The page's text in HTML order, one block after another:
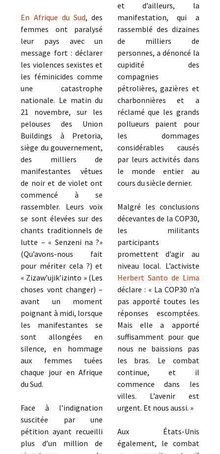
En Afrique du Sud, des
femmes ont paralysé
leur pays avec un
message fort : déclarer
les violences sexistes et
les féminicides comme
une catastrophe
nationale. Le matin du
21 novembre, sur les
pelouses des Union
Buildings à Pretoria,
siège du gouvernement,
des milliers de
manifestantes vêtues
de noir et de violet ont
commencé à se
rassembler. Leurs voix
se sont élevées sur des
chants traditionnels de
lutte – « Senzeni na ?»
(Qu’avons-nous fait
pour mériter cela ?) et
« Zizaw’ujik’izinto » (Les
choses vont changer) –
avant un moment
poignant à midi, lorsque
les manifestantes se
sont allongées en
silence, en hommage
aux femmes tuées
chaque jour en Afrique
du Sud.
Face à l’indignation
suscitée par une
pétition ayant recueilli
plus d’un million de
et d’ailleurs, la
manifestation, qui a
rassemblé des dizaines
de milliers de
personnes, a dénoncé la
cupidité des
compagnies
pétrolières, gazières et
charbonnières et a
réclamé que les grands
pollueurs paient pour
les dommages
considérables causés
par leurs activités dans
le monde entier au
cours du siècle dernier.
Malgré les conclusions
décevantes de la COP30,
les militants
participants
promettent d’agir au
niveau local. L’activiste
Herbert Santo de Lima
déclare : « La COP30 n’a
pas apporté toutes les
réponses escomptées.
Mais elle a apporté
suffisamment pour que
nous ne baissions pas
les bras. Le combat
continue, et il
commence dans les
villes. L’avenir est
urgent. Et nous aussi. »
Aux États-Unis
également, le combat